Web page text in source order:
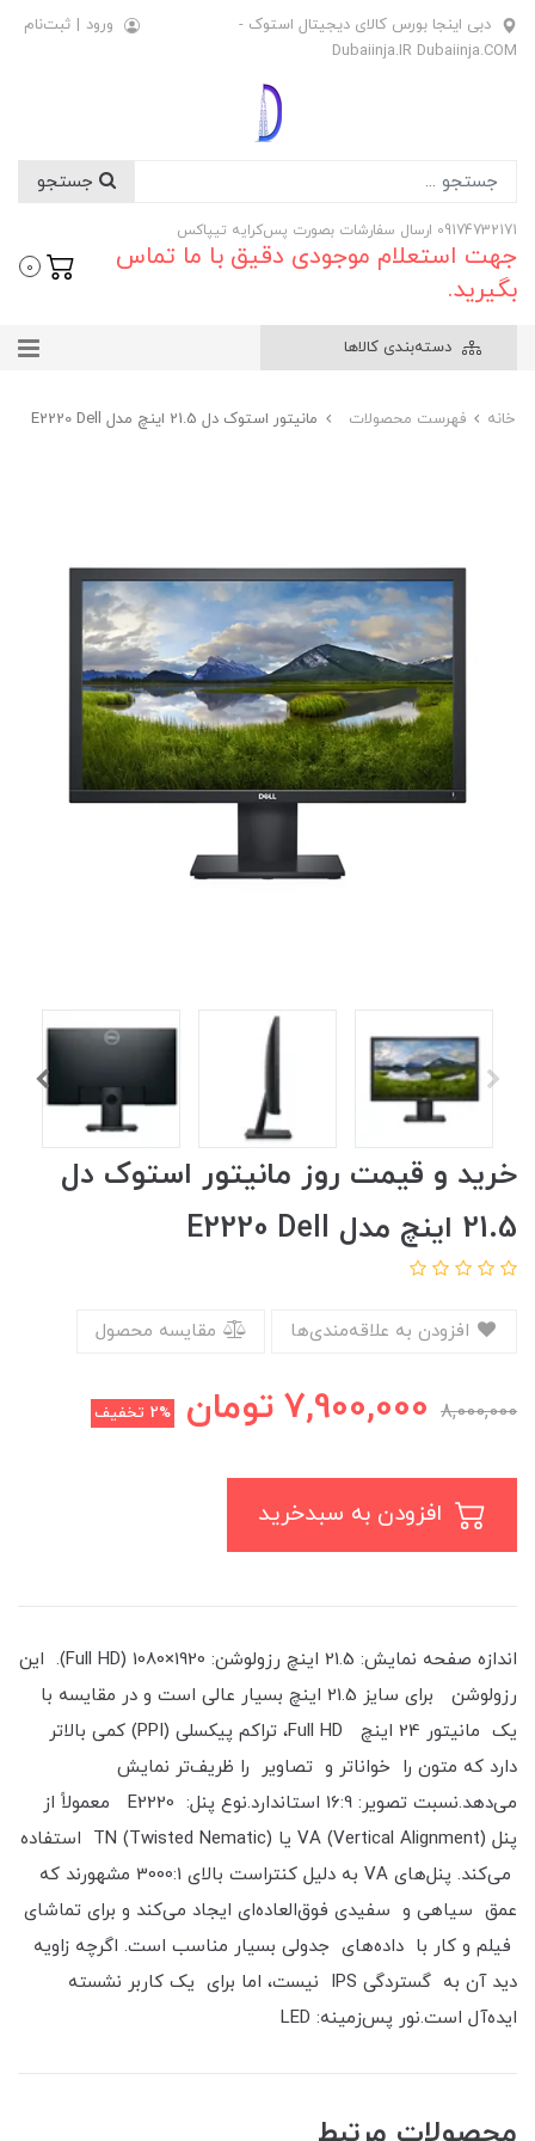
دبی اینجا بورس کالای دیجیتال استوک -
Dubaiinja.IR Dubaiinja.COM
ورود | ثبت‌نام
09174732171 ارسال سفارشات بصورت پس‌کرایه تیپاکس
جهت استعلام موجودی دقیق با ما تماس
بگیرید.
0
دسته‌بندی کالاها
خانه فهرست محصولات مانیتور استوک دل 21.5 اینچ مدل E2220 Dell
خرید و قیمت روز مانیتور استوک دل
21.5 اینچ مدل E2220 Dell
مقایسه محصول
8,000,000
7,900,000 تومان 2% تخفیف
اندازه صفحه نمایش: 21.5 اینچ رزولوشن: 1920×1080 (Full HD). این
رزولوشن برای سایز 21.5 اینچ بسیار عالی است و در مقایسه با
یک مانیتور 24 اینچ Full HD، تراکم پیکسلی (PPI) کمی بالاتر
دارد که متون را خواناتر و تصاویر را ظریف‌تر نمایش
می‌دهد.نسبت تصویر: 16:9 استاندارد.نوع پنل: E2220 معمولاً از
پنل VA (Vertical Alignment) یا TN (Twisted Nematic) استفاده
می‌کند. پنل‌های VA به دلیل کنتراست بالای 3000:1 مشهورند که
عمق سیاهی و سفیدی فوق‌العاده‌ای ایجاد می‌کند و برای تماشای
فیلم و کار با داده‌های جدولی بسیار مناسب است. اگرچه زاویه
دید آن به گستردگی IPS نیست، اما برای یک کاربر نشسته
ایده‌آل است.نور پس‌زمینه: LED